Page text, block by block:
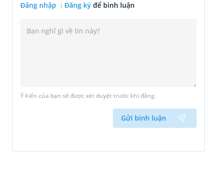
Đăng nhập Đăng ký để bình luận
Ý kiến của bạn sẽ được xét duyệt trước khi đăng.
Gửi bình luận